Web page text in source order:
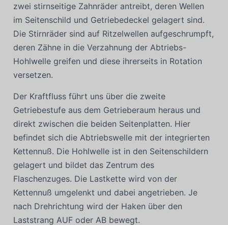
zwei stirnseitige Zahnräder antreibt, deren Wellen
im Seitenschild und Getriebedeckel gelagert sind.
Die Stirnräder sind auf Ritzelwellen aufgeschrumpft,
deren Zähne in die Verzahnung der Abtriebs-
Hohlwelle greifen und diese ihrerseits in Rotation
versetzen.
Der Kraftfluss führt uns über die zweite
Getriebestufe aus dem Getrieberaum heraus und
direkt zwischen die beiden Seitenplatten. Hier
befindet sich die Abtriebswelle mit der integrierten
Kettennuß. Die Hohlwelle ist in den Seitenschildern
gelagert und bildet das Zentrum des
Flaschenzuges. Die Lastkette wird von der
Kettennuß umgelenkt und dabei angetrieben. Je
nach Drehrichtung wird der Haken über den
Laststrang AUF oder AB bewegt.